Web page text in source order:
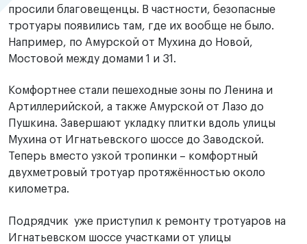
просили благовещенцы. В частности, безопасные
тротуары появились там, где их вообще не было.
Например, по Амурской от Мухина до Новой,
Мостовой между домами 1 и 31.
Комфортнее стали пешеходные зоны по Ленина и
Артиллерийской, а также Амурской от Лазо до
Пушкина. Завершают укладку плитки вдоль улицы
Мухина от Игнатьевского шоссе до Заводской.
Теперь вместо узкой тропинки – комфортный
двухметровый тротуар протяжённостью около
километра.
Подрядчик уже приступил к ремонту тротуаров на
Игнатьевском шоссе участками от улицы